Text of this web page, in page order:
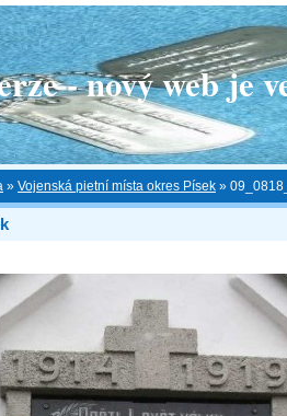
- nový web je
» Vojenská pietní místa okres Písek »